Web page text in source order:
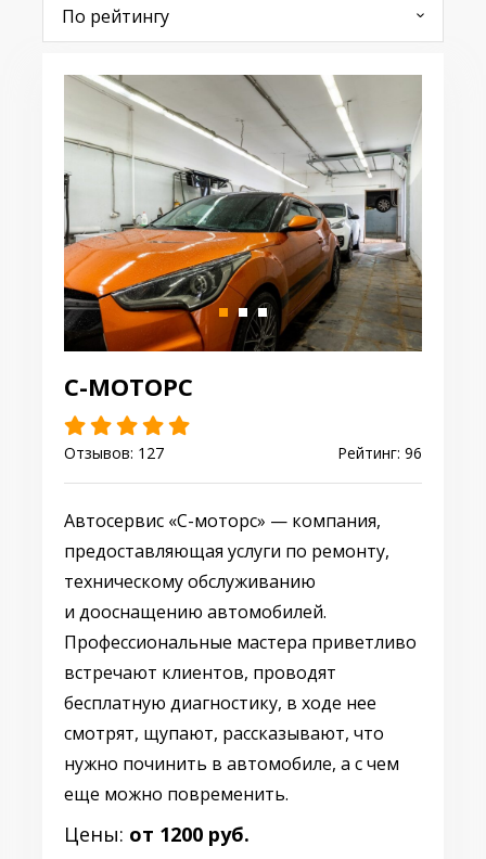
С-МОТОРС
Отзывов: 127 Рейтинг: 96
Автосервис «С-моторс» — компания,
предоставляющая услуги по ремонту,
техническому обслуживанию
и дооснащению автомобилей.
Профессиональные мастера приветливо
встречают клиентов, проводят
бесплатную диагностику, в ходе нее
смотрят, щупают, рассказывают, что
нужно починить в автомобиле, а с чем
еще можно повременить.
Цены: от 1200 руб.